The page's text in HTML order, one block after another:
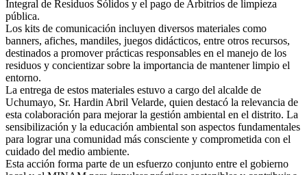
Integral de Residuos Sólidos y el pago de Arbitrios de limpieza
pública.
Los kits de comunicación incluyen diversos materiales como
banners, afiches, mandiles, juegos didácticos, entre otros recursos,
destinados a promover prácticas responsables en el manejo de los
residuos y concientizar sobre la importancia de mantener limpio el
entorno.
La entrega de estos materiales estuvo a cargo del alcalde de
Uchumayo, Sr. Hardin Abril Velarde, quien destacó la relevancia de
esta colaboración para mejorar la gestión ambiental en el distrito. La
sensibilización y la educación ambiental son aspectos fundamentales
para lograr una comunidad más consciente y comprometida con el
cuidado del medio ambiente.
Esta acción forma parte de un esfuerzo conjunto entre el gobierno